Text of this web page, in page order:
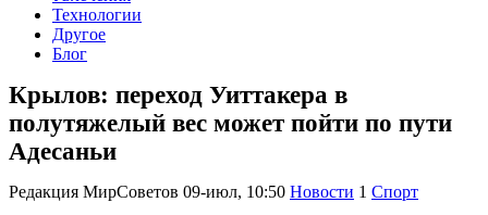
Технологии
Другое
Блог
Крылов: переход Уиттакера в
полутяжелый вес может пойти по пути
Адесаньи
Редакция МирСоветов 09-июл, 10:50 Новости 1 Спорт